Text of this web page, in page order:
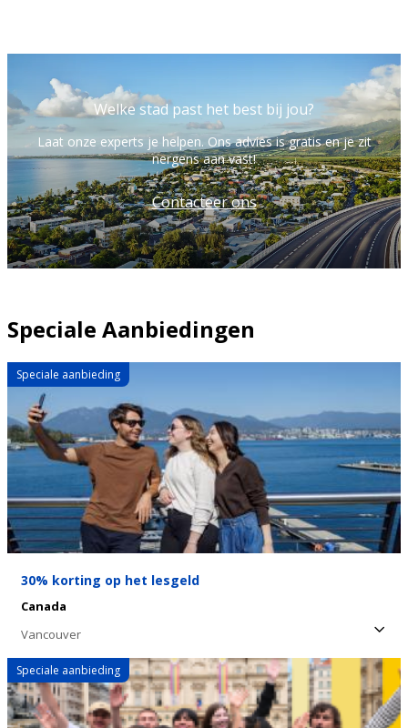
Welke stad past het best bij jou?
Laat onze experts je helpen. Ons advies is gratis en je zit
nergens aan vast!
Contacteer ons
Speciale Aanbiedingen
Speciale aanbieding
30% korting op het lesgeld
Canada
Vancouver
Speciale aanbieding